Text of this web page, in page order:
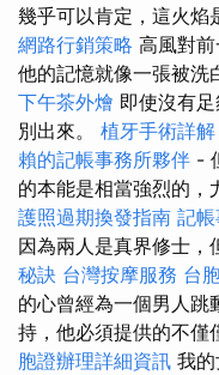
幾乎可以肯定，這火焰
網路行銷策略 高風對
他的記憶就像一張被洗
下午茶外燴 即使沒有
別出來。 植牙手術詳解
賴的記帳事務所夥伴 -
的本能是相當強烈的，
護照過期換發指南 記
因為兩人是真界修士，
秘訣 台灣按摩服務 台
的心曾經為一個男人跳
持，他必須提供的不僅
胞證辦理詳細資訊 我的